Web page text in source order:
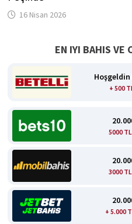
16 Nisan 2026
EN IYI BAHIS VE
Hoşgeldin
+ 500
5000
3000
+ 5.000